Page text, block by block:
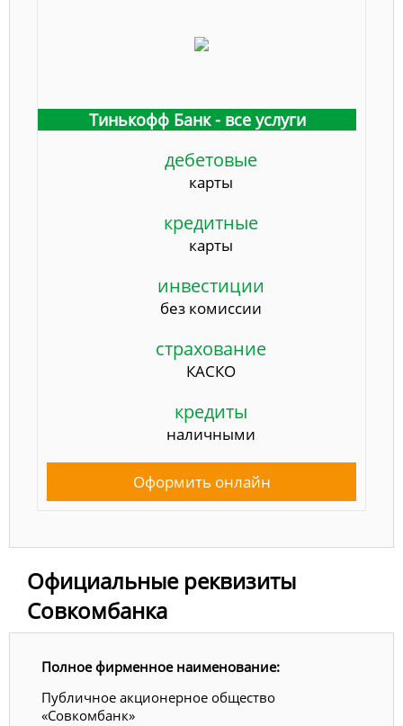
Тинькофф Банк - все услуги
дебетовые
карты
кредитные
карты
инвестиции
без комиссии
страхование
КАСКО
кредиты
наличными
Оформить онлайн
Официальные реквизиты
Совкомбанка
Полное фирменное наименование:
Публичное акционерное общество
«Совкомбанк»